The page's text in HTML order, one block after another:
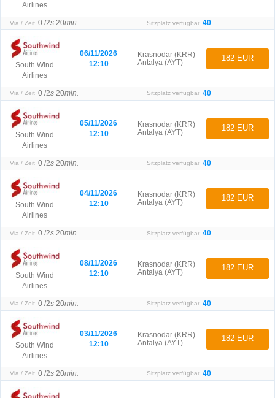
Airlines
Via / Zeit 0 /2s 20min. Sitzplatz verfügbar 40
South Wind
Airlines
06/11/2026
12:10
Krasnodar (KRR)
Antalya (AYT)
Via / Zeit 0 /2s 20min. Sitzplatz verfügbar 40
182 EUR
South Wind
Airlines
05/11/2026
12:10
Krasnodar (KRR)
Antalya (AYT)
Via / Zeit 0 /2s 20min. Sitzplatz verfügbar 40
182 EUR
South Wind
Airlines
04/11/2026
12:10
Krasnodar (KRR)
Antalya (AYT)
Via / Zeit 0 /2s 20min. Sitzplatz verfügbar 40
182 EUR
South Wind
Airlines
08/11/2026
12:10
Krasnodar (KRR)
Antalya (AYT)
Via / Zeit 0 /2s 20min. Sitzplatz verfügbar 40
182 EUR
South Wind
Airlines
03/11/2026
12:10
Krasnodar (KRR)
Antalya (AYT)
Via / Zeit 0 /2s 20min. Sitzplatz verfügbar 40
182 EUR